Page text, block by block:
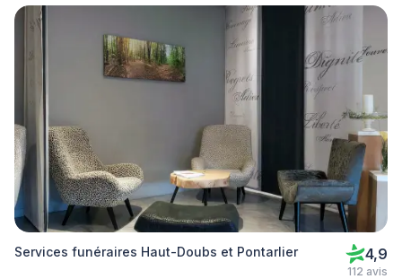
Services funéraires Haut-Doubs et Pontarlier 4,9
112 avis